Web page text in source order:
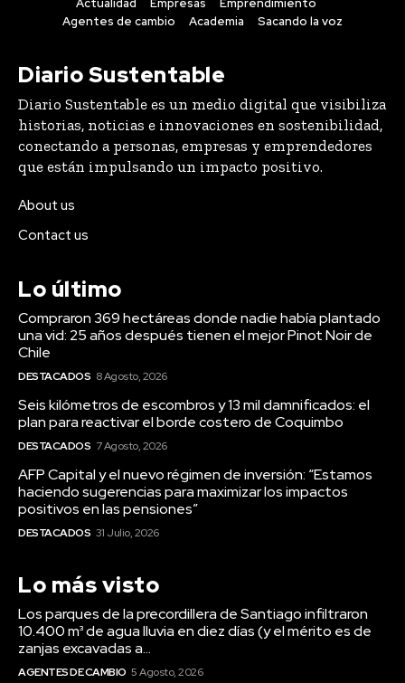
Diario Sustentable es un medio digital que visibiliza
que están impulsando un impacto positivo.
About us
Contact us
Lo último
Compraron 369 hectáreas donde nadie había plantado
una vid: 25 años después tienen el mejor Pinot Noir de
DESTACADOS 8 Agosto, 2026
Seis kilómetros de escombros y 13 mil damnificados: el
plan para reactivar el borde costero de Coquimbo
DESTACADOS
AFP Capital y el nuevo régimen de inversión: “Estamos
haciendo sugerencias para maximizar los impactos
positivos en las pensiones”
DESTACADOS 31 Julio, 2026
Lo más visto
Los parques de la precordillera de Santiago infiltraron
10.400 m³ de agua lluvia en diez días (y el mérito es de
AGENTES DE CAMBIO 5 Agosto, 2026
Chile tiene 300 mil niños menos que hace siete años (y
uno de cada cuatro menores de 5 años sigue bajo la
línea de...
AGENTES DE CAMBIO 3 Agosto, 2026